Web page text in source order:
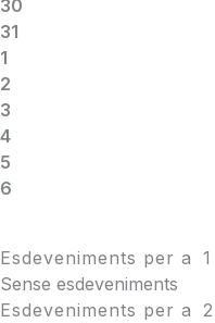
30
31
1
2
3
4
5
6
Esdeveniments per a 1
Sense esdeveniments
Esdeveniments per a
2